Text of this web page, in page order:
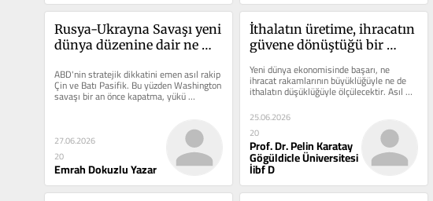
Rusya-Ukrayna Savaşı yeni
dünya düzenine dair ne
ABD'nin stratejik dikkatini emen asıl rakip
Çin ve Batı Pasifik. Bu yüzden Washington
savaşı bir an önce kapatma, yükü
Avrupa'ya...
27.06.2026
20
Emrah Dokuzlu Yazar
İthalatın üretime, ihracatın
güvene dönüştüğü bir
Yeni dünya ekonomisinde başarı, ne
ihracat rakamlarının büyüklüğüyle ne de
ithalatın düşüklüğüyle ölçülecektir. Asıl
25.06.2026
20
Prof. Dr. Pelin Karatay
Gögüldicle Üniversitesi
İibf D